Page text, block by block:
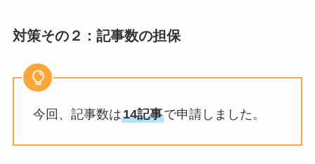
対策その２ : 記事数の担保
今回、記事数は14記事で申請しました。